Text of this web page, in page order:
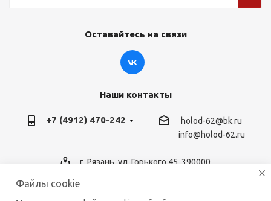
Оставайтесь на связи
Наши контакты
+7 (4912) 470-242
holod-62@bk.ru
info@holod-62.ru
г. Рязань, ул. Горького 45, 390000
Файлы cookie